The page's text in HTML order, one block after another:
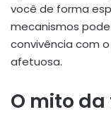
você de forma
mecanismos
convivência com
afetuosa.
O mito